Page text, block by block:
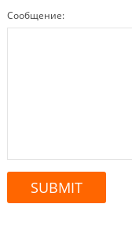
Сообщение: